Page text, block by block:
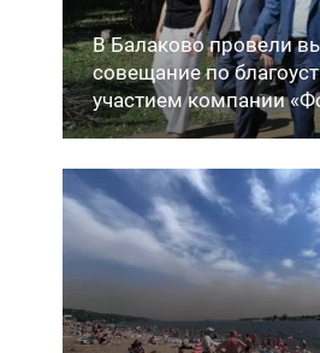
В Балаково провели
совещание по
участием компании